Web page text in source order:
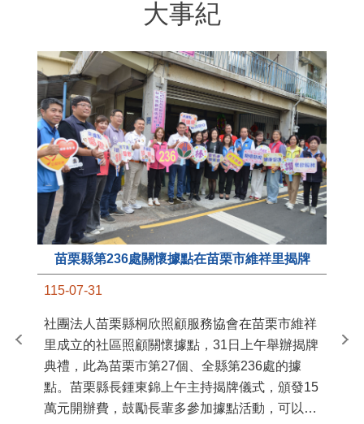
大事紀
苗栗縣第236處關懷據點在苗栗市維祥里揭牌
115-07-31
社團法人苗栗縣桐欣照顧服務協會在苗栗市維祥
里成立的社區照顧關懷據點，31日上午舉辦揭牌
典禮，此為苗栗市第27個、全縣第236處的據
點。苗栗縣長鍾東錦上午主持揭牌儀式，頒發15
萬元開辦費，鼓勵長輩多參加據點活動，可以更
苗